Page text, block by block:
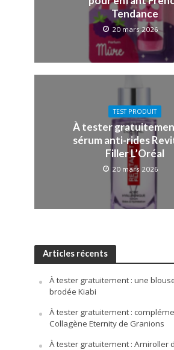
Tendance
20 mars 2026
TEST PRODUIT
À tester
sérum anti-rides
Filler L’Oréal
20 mars 2026
Articles récents
À tester gratuitement : une
brodée Kiabi
À tester gratuitement :
Collagène Eternity de Granions
À tester gratuitement : Arniroller